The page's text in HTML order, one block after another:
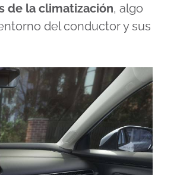
de la climatización, algo
del conductor y sus